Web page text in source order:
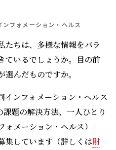
ンフォメーション・ヘルス
たちは、多様な情報をバラ
ているでしょうか。目の前
んだものですか。
ンフォメーション・ヘルス
題の解決方法、一人ひとり
メーション・ヘルス）」
集しています（詳しくは財